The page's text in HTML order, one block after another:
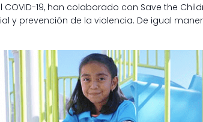
19, han colaborado con Save the
y prevención de la violencia. De igual